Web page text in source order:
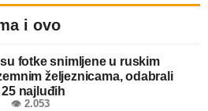
i ovo
fotke snimljene u ruskim
željeznicama, odabrali
najluđih
👁 2.053